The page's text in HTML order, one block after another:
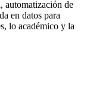
automatización de
en datos para
lo académico y la